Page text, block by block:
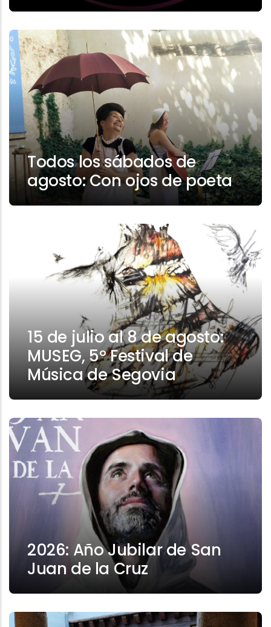
Todos los sábados de
agosto: Con ojos de poeta
15 de julio al 8 de agosto:
MUSEG, 5º Festival de
Música de Segovia
2026: Año Jubilar de San
Juan de la Cruz